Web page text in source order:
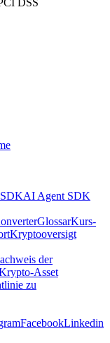
AI Agent SDK
GlossarKurs-
Kryptooversigt
der
Asset
zu
FacebookLinkedin